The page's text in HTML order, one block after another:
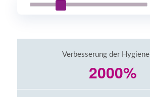
Verbesserung der
2000%